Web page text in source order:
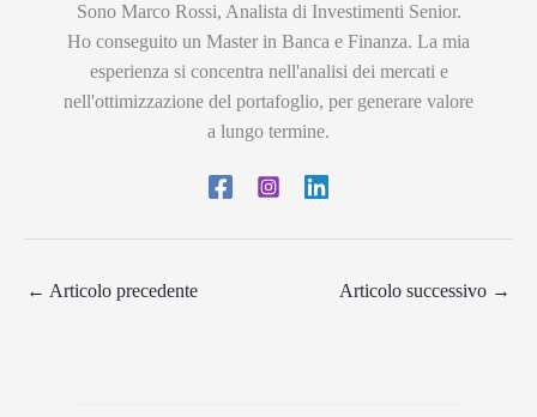
Sono Marco Rossi, Analista di Investimenti Senior.
Ho conseguito un Master in Banca e Finanza. La mia
esperienza si concentra nell'analisi dei mercati e
nell'ottimizzazione del portafoglio, per generare valore
a lungo termine.
← Articolo precedente Articolo successivo →